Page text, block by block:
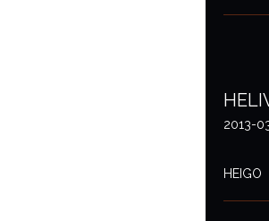
2013-
HEIGO